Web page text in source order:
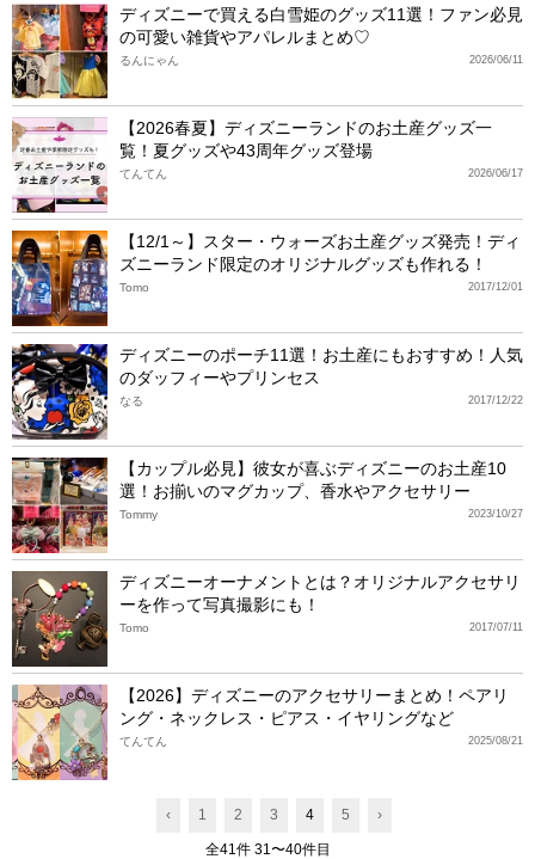
ディズニーで買える白雪姫のグッズ11選！ファン必見
の可愛い雑貨やアパレルまとめ♡
2026/06/11
るんにゃん
【2026春夏】ディズニーランドのお土産グッズ一
覧！夏グッズや43周年グッズ登場
2026/06/17
てんてん
【12/1～】スター・ウォーズお土産グッズ発売！ディ
ズニーランド限定のオリジナルグッズも作れる！
2017/12/01
Tomo
ディズニーのポーチ11選！お土産にもおすすめ！人気
のダッフィーやプリンセス
2017/12/22
なる
【カップル必見】彼女が喜ぶディズニーのお土産10
選！お揃いのマグカップ、香水やアクセサリー
2023/10/27
Tommy
ディズニーオーナメントとは？オリジナルアクセサリ
ーを作って写真撮影にも！
2017/07/11
Tomo
【2026】ディズニーのアクセサリーまとめ！ペアリ
ング・ネックレス・ピアス・イヤリングなど
2025/08/21
てんてん
‹ 1 2 3 4 5 ›
全41件 31〜40件目